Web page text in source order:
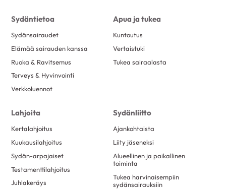
Sydäntietoa
Sydänsairaudet
Elämää sairauden kanssa
Ruoka & Ravitsemus
Terveys & Hyvinvointi
Verkkoluennot
Apua ja tukea
Kuntoutus
Vertaistuki
Tukea sairaalasta
Lahjoita
Kertalahjoitus
Kuukausilahjoitus
Sydän-arpajaiset
Testamenttilahjoitus
Juhlakeräys
Sydänliitto
Ajankohtaista
Liity jäseneksi
Alueellinen ja paikallinen
toiminta
Tukea harvinaisempiin
sydänsairauksiin